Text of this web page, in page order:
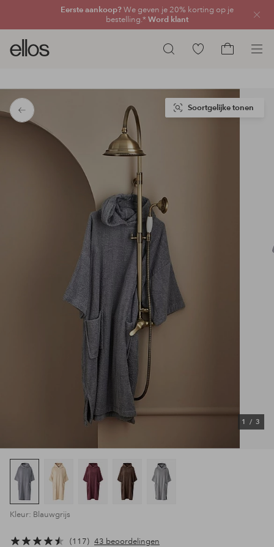
Eerste aankoop?We geven je 20% korting op je
bestelling.* Word klant
Zoeken
Ellos
logo
ga
naar
de
voorpagina
Ga
gemarkeerde
producten
het
Terug
1 / 3
Soortgelijke tonen
Kleur: Blauwgrijs
117 43 beoordelingen